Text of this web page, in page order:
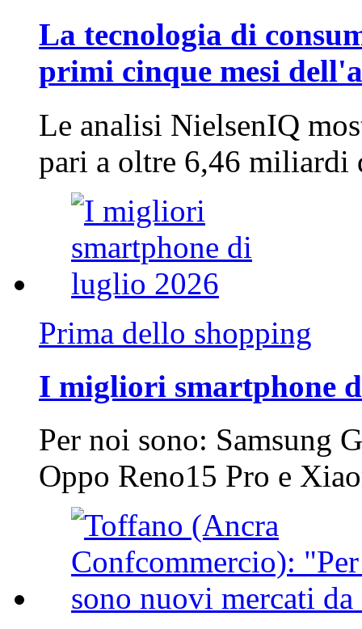
La tecnologia di
primi cinque mesi
Le analisi NielsenIQ
pari a oltre 6,46
Prima dello shopping
I migliori smartphone
Per noi sono: Samsung
Oppo Reno15 Pro e